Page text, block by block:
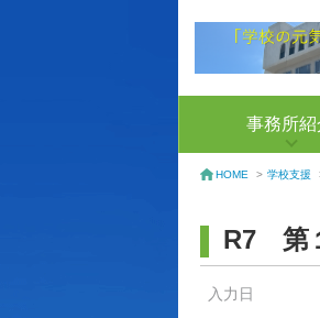
事務所紹
HOME > 学校支援
R7 第
入力日